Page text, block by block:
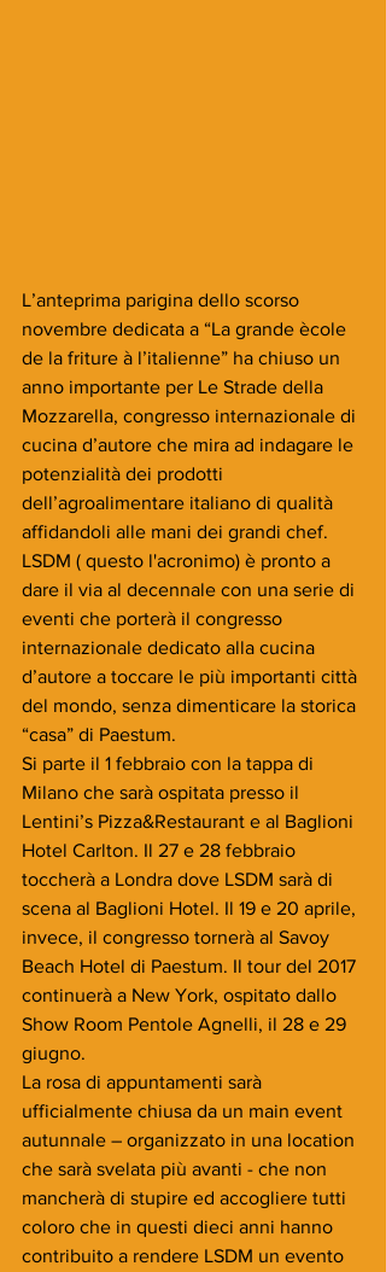
L’anteprima parigina dello scorso
novembre dedicata a “La grande ècole
de la friture à l’italienne” ha chiuso un
anno importante per Le Strade della
Mozzarella, congresso internazionale di
cucina d’autore che mira ad indagare le
potenzialità dei prodotti
dell’agroalimentare italiano di qualità
affidandoli alle mani dei grandi chef.
LSDM ( questo l'acronimo) è pronto a
dare il via al decennale con una serie di
eventi che porterà il congresso
internazionale dedicato alla cucina
d’autore a toccare le più importanti città
del mondo, senza dimenticare la storica
“casa” di Paestum.
Si parte il 1 febbraio con la tappa di
Milano che sarà ospitata presso il
Lentini’s Pizza&Restaurant e al Baglioni
Hotel Carlton. Il 27 e 28 febbraio
toccherà a Londra dove LSDM sarà di
scena al Baglioni Hotel. Il 19 e 20 aprile,
invece, il congresso tornerà al Savoy
Beach Hotel di Paestum. Il tour del 2017
continuerà a New York, ospitato dallo
Show Room Pentole Agnelli, il 28 e 29
giugno.
La rosa di appuntamenti sarà
ufficialmente chiusa da un main event
autunnale – organizzato in una location
che sarà svelata più avanti - che non
mancherà di stupire ed accogliere tutti
coloro che in questi dieci anni hanno
contribuito a rendere LSDM un evento